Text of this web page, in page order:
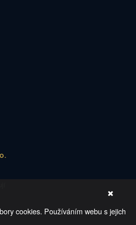
cookies. Používáním webu s jejich